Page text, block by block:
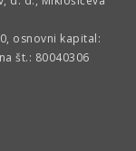
osnovni kapital:
št.: 80040306